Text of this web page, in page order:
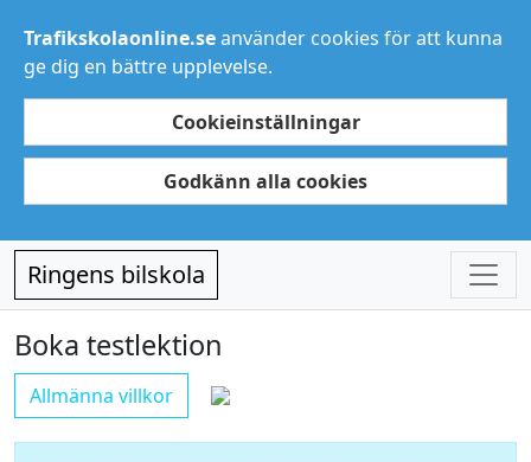
Trafikskolaonline.seanvänder cookies för att kunna
ge dig en bättre upplevelse.
Cookieinställningar
Godkänn alla cookies
Ringens bilskola
Boka testlektion
Allmänna villkor